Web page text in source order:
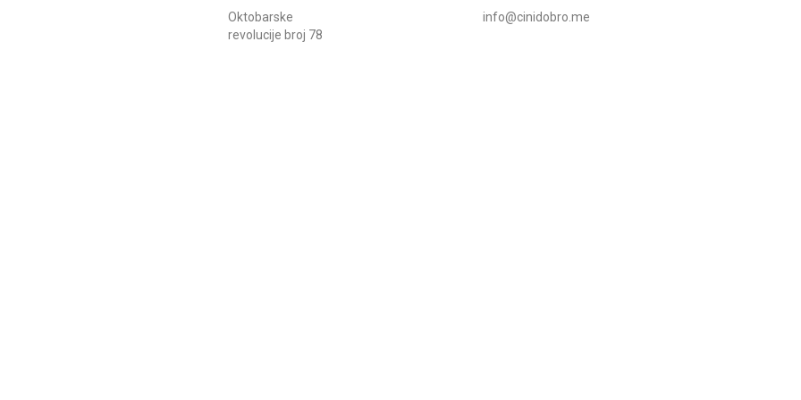
Oktobarske
revolucije broj 78
info@cinidobro.me